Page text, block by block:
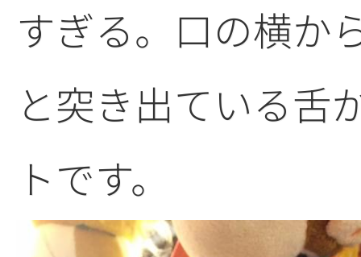
すぎる。口の横か
と突き出ている舌
トです。